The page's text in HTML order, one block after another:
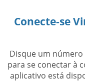
Conecte-se
Disque um
para se conectar à
aplicativo está